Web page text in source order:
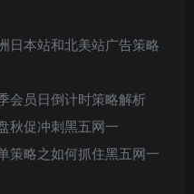
日本站和北美站广告策略
会员日倒计时策略解析
秋促冲刺黑五网一
策略之如何抓住黑五网一